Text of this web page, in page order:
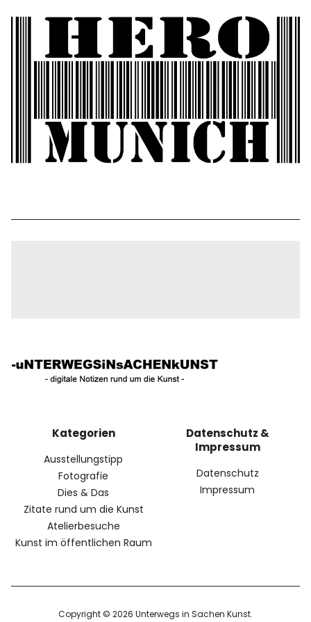
Kategorien
Ausstellungstipp
Fotografie
Dies & Das
Zitate rund um die Kunst
Atelierbesuche
Kunst im öffentlichen Raum
Datenschutz &
Impressum
Datenschutz
Impressum
Copyright © 2026 Unterwegs in Sachen Kunst